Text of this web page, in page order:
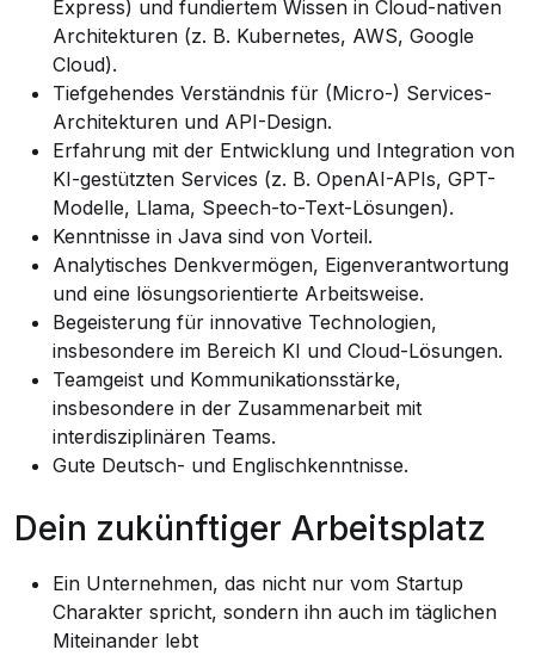
Express) und fundiertem Wissen in Cloud-nativen
Architekturen (z. B. Kubernetes, AWS, Google
Cloud).
Tiefgehendes Verständnis für (Micro-) Services-
Architekturen und API-Design.
Erfahrung mit der Entwicklung und Integration von
KI-gestützten Services (z. B. OpenAI-APIs, GPT-
Modelle, Llama, Speech-to-Text-Lösungen).
Kenntnisse in Java sind von Vorteil.
Analytisches Denkvermögen, Eigenverantwortung
und eine lösungsorientierte Arbeitsweise.
Begeisterung für innovative Technologien,
insbesondere im Bereich KI und Cloud-Lösungen.
Teamgeist und Kommunikationsstärke,
insbesondere in der Zusammenarbeit mit
interdisziplinären Teams.
Gute Deutsch- und Englischkenntnisse.
Dein zukünftiger Arbeitsplatz
Ein Unternehmen, das nicht nur vom Startup
Charakter spricht, sondern ihn auch im täglichen
Miteinander lebt